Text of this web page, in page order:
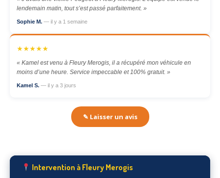
lendemain matin, tout s’est passé parfaitement. »
Sophie M. — il y a 1 semaine
★★★★★
« Kamel est venu à Fleury Merogis, il a récupéré mon véhicule en
moins d’une heure. Service impeccable et 100% gratuit. »
Kamel S. — il y a 3 jours
✎ Laisser un avis
Intervention à Fleury Merogis